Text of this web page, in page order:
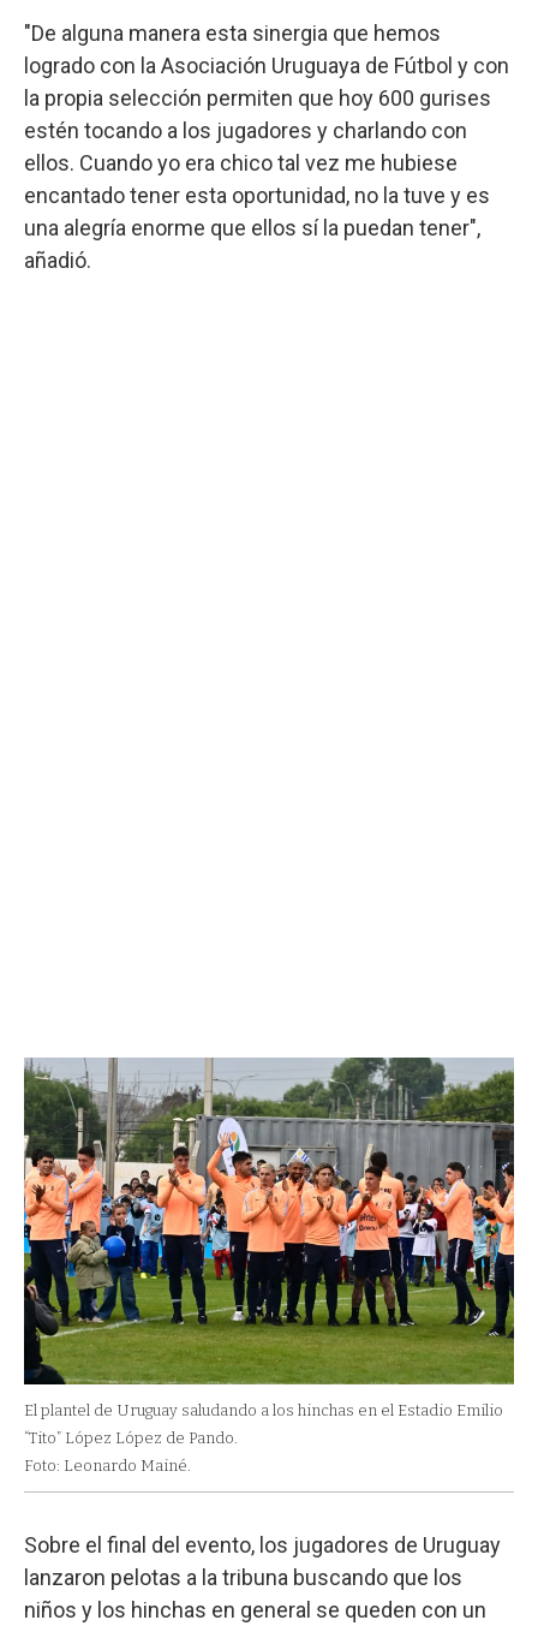
"De alguna manera esta sinergia que hemos
logrado con la Asociación Uruguaya de Fútbol y con
la propia selección permiten que hoy 600 gurises
estén tocando a los jugadores y charlando con
ellos. Cuando yo era chico tal vez me hubiese
encantado tener esta oportunidad, no la tuve y es
una alegría enorme que ellos sí la puedan tener",
añadió.
El plantel de Uruguay saludando a los hinchas en el Estadio Emilio
“Tito” López López de Pando.
Foto: Leonardo Mainé.
Sobre el final del evento, los jugadores de Uruguay
lanzaron pelotas a la tribuna buscando que los
niños y los hinchas en general se queden con un